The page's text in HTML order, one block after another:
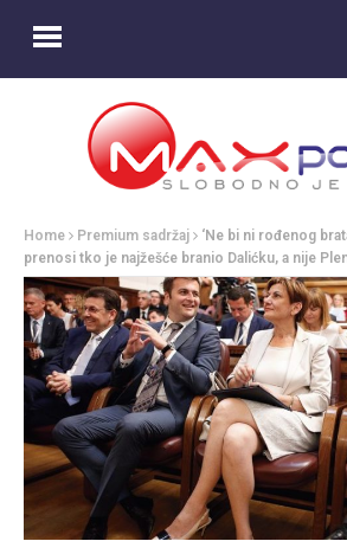
Home Premium sadržaj
‘Ne bi ni rođenog
prenosi tko je najžešće branio Dalićku, a nije